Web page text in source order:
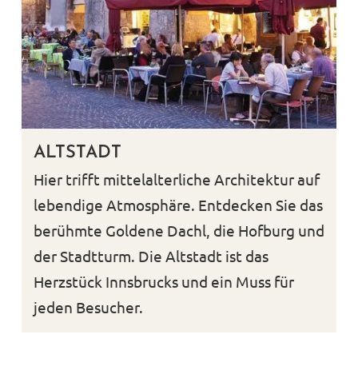
ALTSTADT
Hier trifft mittelalterliche Architektur auf
lebendige Atmosphäre. Entdecken Sie das
berühmte Goldene Dachl, die Hofburg und
der Stadtturm. Die Altstadt ist das
Herzstück Innsbrucks und ein Muss für
jeden Besucher.